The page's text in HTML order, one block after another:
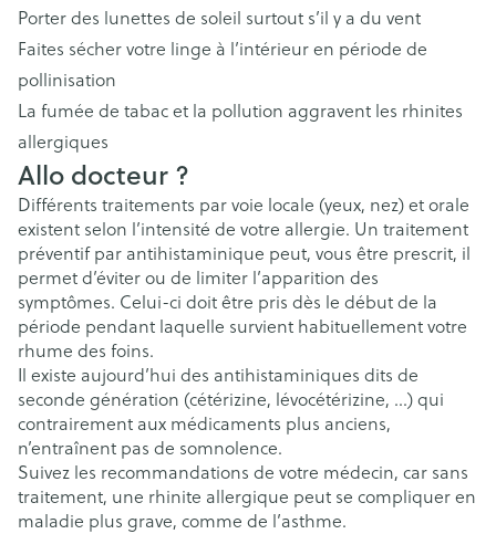
Porter des lunettes de soleil surtout s’il y a du vent
Faites sécher votre linge à l’intérieur en période de
pollinisation
La fumée de tabac et la pollution aggravent les rhinites
allergiques
Allo docteur ?
Différents traitements par voie locale (yeux, nez) et orale
existent selon l’intensité de votre allergie. Un traitement
préventif par antihistaminique peut, vous être prescrit, il
permet d’éviter ou de limiter l’apparition des
symptômes. Celui-ci doit être pris dès le début de la
période pendant laquelle survient habituellement votre
rhume des foins.
Il existe aujourd’hui des antihistaminiques dits de
seconde génération (cétérizine, lévocétérizine, …) qui
contrairement aux médicaments plus anciens,
n’entraînent pas de somnolence.
Suivez les recommandations de votre médecin, car sans
traitement, une rhinite allergique peut se compliquer en
maladie plus grave, comme de l’asthme.